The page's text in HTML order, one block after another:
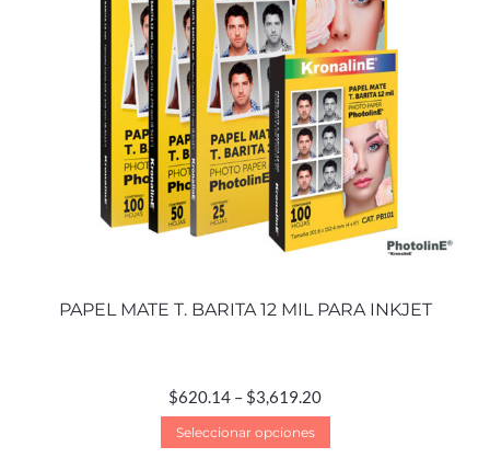
PAPEL MATE T. BARITA 12 MIL PARA INKJET
$620.14 – $3,619.20
Seleccionar opciones